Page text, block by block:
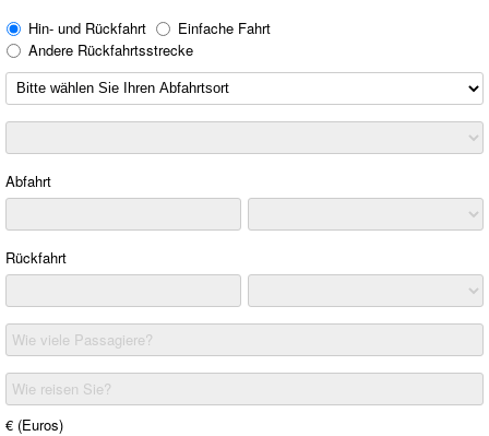
Hin- und Rückfahrt
Einfache Fahrt
Andere Rückfahrtsstrecke
Abfahrt
Rückfahrt
Wie viele Passagiere?
Wie reisen Sie?
€ (Euros)